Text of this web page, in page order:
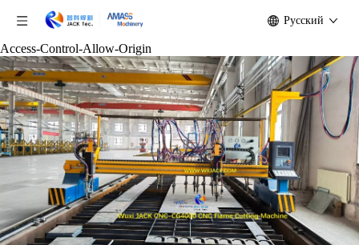
Access-Control-Allow-Origin
Pусский